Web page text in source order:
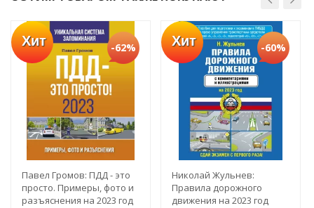
Хит -62%
Павел Громов: ПДД - это
просто. Примеры, фото и
разъяснения на 2023 год
Хит -60%
Николай Жульнев:
Правила дорожного
движения на 2023 год